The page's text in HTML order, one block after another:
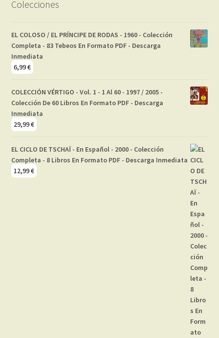
Colecciones
EL COLOSO / EL PRÍNCIPE DE RODAS - 1960 - Colección
Completa - 83 Tebeos En Formato PDF - Descarga
Inmediata
6,99€
COLECCIÓN VÉRTIGO - Vol. 1 - 1 Al 60 - 1997 / 2005 -
Colección De 60 Libros En Formato PDF - Descarga
Inmediata
29,99€
EL CICLO DE TSCHAÏ - En Español - 2000 - Colección
Completa - 8 Libros En Formato PDF - Descarga Inmediata
12,99€